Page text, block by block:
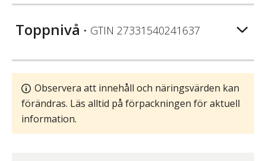
Toppnivå • GTIN 27331540241637
Observera att innehåll och näringsvärden kan
förändras. Läs alltid på förpackningen för aktuell
information.